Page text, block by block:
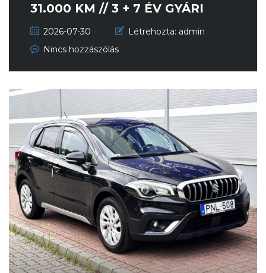
31.000 KM // 3 + 7 ÉV GYÁRI
GA...2026-07-30 Létrehozta: admin
Nincs hozzászólás